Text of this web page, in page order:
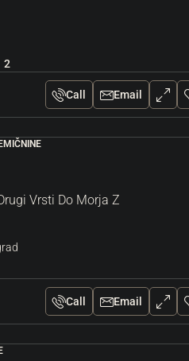
2
Call Email
Vrsti Do Morja Z
Call Email